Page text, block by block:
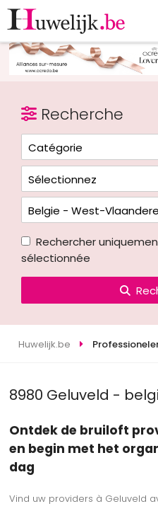
Recherche
Rechercher
sélectionnée
Huwelijk.be
8980 Geluveld -
Ontdek de bruiloft
en begin met het
dag
Vind uw providers à Geluveld